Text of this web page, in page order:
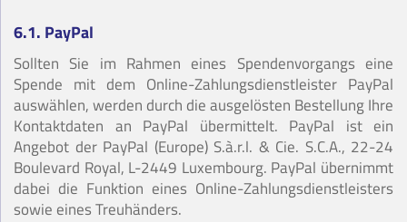
6.1. PayPal
Sollten Sie im Rahmen eines Spendenvorgangs eine
Spende mit dem Online-Zahlungsdienstleister PayPal
auswählen, werden durch die ausgelösten Bestellung Ihre
Kontaktdaten an PayPal übermittelt. PayPal ist ein
Angebot der PayPal (Europe) S.à.r.l. & Cie. S.C.A., 22-24
Boulevard Royal, L-2449 Luxembourg. PayPal übernimmt
dabei die Funktion eines Online-Zahlungsdienstleisters
sowie eines Treuhänders.